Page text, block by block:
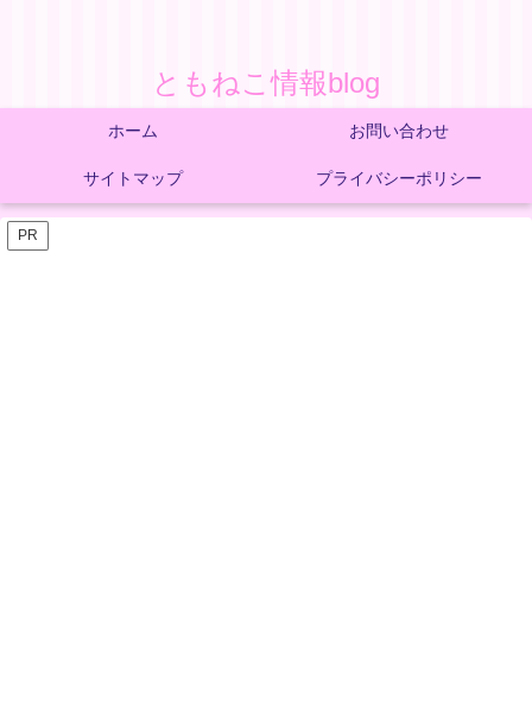
ともねこ情報blog
ホーム お問い合わせ
サイトマップ プライバシーポリシー
PR